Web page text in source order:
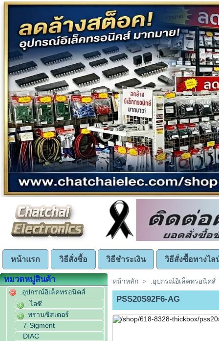
หน้าแรก วิธีสั่งซื้อ วิธีชำระเงิน วิธีสั่งซื้อทางไล
หมวดหมู่สินค้า
.อุปกรณ์อิเล็คทรอนิคส์
.ไอซี
ทรานซิสเตอร์
7-Sigment
DIAC
หน้าหลัก > .อุปกรณ์อิเล็คทรอนิคส์
PSS20S92F6-AG